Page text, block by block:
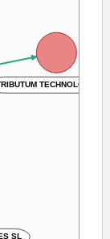
TECHNOLOGIES
SL